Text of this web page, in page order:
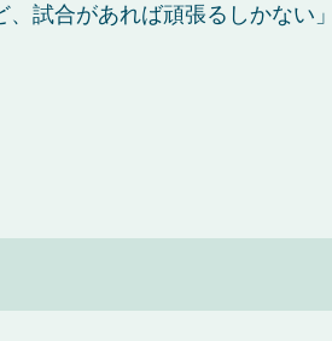
試合があれば頑張るしかない」